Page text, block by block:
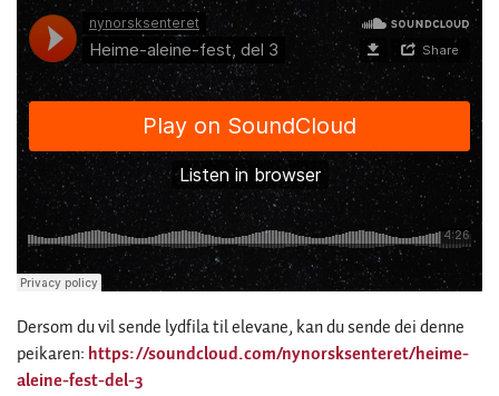
Dersom du vil sende lydfila til elevane, kan du sende dei denne
peikaren: https://soundcloud.com/nynorsksenteret/heime-
aleine-fest-del-3